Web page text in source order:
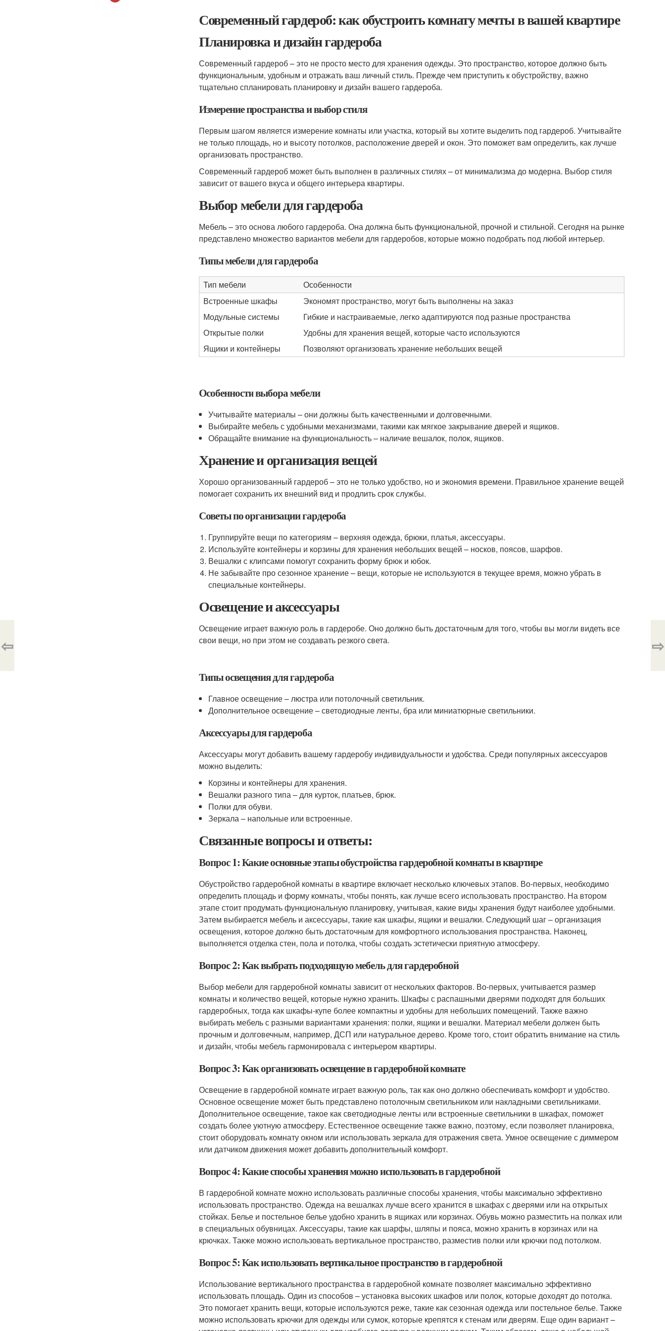
Современный гардероб: как обустроить комнату мечты в вашей квартире
Планировка и дизайн гардероба
Современный гардероб – это не просто место для хранения одежды. Это пространство, которое должно быть
функциональным, удобным и отражать ваш личный стиль. Прежде чем приступить к обустройству, важно
тщательно спланировать планировку и дизайн вашего гардероба.
Измерение пространства и выбор стиля
Первым шагом является измерение комнаты или участка, который вы хотите выделить под гардероб. Учитывайте
не только площадь, но и высоту потолков, расположение дверей и окон. Это поможет вам определить, как лучше
организовать пространство.
Современный гардероб может быть выполнен в различных стилях – от минимализма до модерна. Выбор стиля
зависит от вашего вкуса и общего интерьера квартиры.
Выбор мебели для гардероба
Мебель – это основа любого гардероба. Она должна быть функциональной, прочной и стильной. Сегодня на рынке
представлено множество вариантов мебели для гардеробов, которые можно подобрать под любой интерьер.
Типы мебели для гардероба
Тип мебели
Особенности
Встроенные шкафы
Экономят пространство, могут быть выполнены на заказ
Модульные системы
Гибкие и настраиваемые, легко адаптируются под разные пространства
Открытые полки
Удобны для хранения вещей, которые часто используются
Ящики и контейнеры
Позволяют организовать хранение небольших вещей
Особенности выбора мебели
Учитывайте материалы – они должны быть качественными и долговечными.
Выбирайте мебель с удобными механизмами, такими как мягкое закрывание дверей и ящиков.
Обращайте внимание на функциональность – наличие вешалок, полок, ящиков.
Хранение и организация вещей
Хорошо организованный гардероб – это не только удобство, но и экономия времени. Правильное хранение вещей
помогает сохранить их внешний вид и продлить срок службы.
Советы по организации гардероба
Группируйте вещи по категориям – верхняя одежда, брюки, платья, аксессуары.
Используйте контейнеры и корзины для хранения небольших вещей – носков, поясов, шарфов.
Вешалки с клипсами помогут сохранить форму брюк и юбок.
Не забывайте про сезонное хранение – вещи, которые не используются в текущее время, можно убрать в
специальные контейнеры.
Освещение и аксессуары
Освещение играет важную роль в гардеробе. Оно должно быть достаточным для того, чтобы вы могли видеть все
свои вещи, но при этом не создавать резкого света.
Типы освещения для гардероба
Главное освещение – люстра или потолочный светильник.
Дополнительное освещение – светодиодные ленты, бра или миниатюрные светильники.
Аксессуары для гардероба
Аксессуары могут добавить вашему гардеробу индивидуальности и удобства. Среди популярных аксессуаров
можно выделить:
Корзины и контейнеры для хранения.
Вешалки разного типа – для курток, платьев, брюк.
Полки для обуви.
Зеркала – напольные или встроенные.
Связанные вопросы и ответы:
Вопрос 1: Какие основные этапы обустройства гардеробной комнаты в квартире
Обустройство гардеробной комнаты в квартире включает несколько ключевых этапов. Во-первых, необходимо
определить площадь и форму комнаты, чтобы понять, как лучше всего использовать пространство. На втором
этапе стоит продумать функциональную планировку, учитывая, какие виды хранения будут наиболее удобными.
Затем выбирается мебель и аксессуары, такие как шкафы, ящики и вешалки. Следующий шаг – организация
освещения, которое должно быть достаточным для комфортного использования пространства. Наконец,
выполняется отделка стен, пола и потолка, чтобы создать эстетически приятную атмосферу.
Вопрос 2: Как выбрать подходящую мебель для гардеробной
Выбор мебели для гардеробной комнаты зависит от нескольких факторов. Во-первых, учитывается размер
комнаты и количество вещей, которые нужно хранить. Шкафы с распашными дверями подходят для больших
гардеробных, тогда как шкафы-купе более компактны и удобны для небольших помещений. Также важно
выбирать мебель с разными вариантами хранения: полки, ящики и вешалки. Материал мебели должен быть
прочным и долговечным, например, ДСП или натуральное дерево. Кроме того, стоит обратить внимание на стиль
и дизайн, чтобы мебель гармонировала с интерьером квартиры.
Вопрос 3: Как организовать освещение в гардеробной комнате
Освещение в гардеробной комнате играет важную роль, так как оно должно обеспечивать комфорт и удобство.
Основное освещение может быть представлено потолочным светильником или накладными светильниками.
Дополнительное освещение, такое как светодиодные ленты или встроенные светильники в шкафах, поможет
создать более уютную атмосферу. Естественное освещение также важно, поэтому, если позволяет планировка,
стоит оборудовать комнату окном или использовать зеркала для отражения света. Умное освещение с диммером
или датчиком движения может добавить дополнительный комфорт.
Вопрос 4: Какие способы хранения можно использовать в гардеробной
В гардеробной комнате можно использовать различные способы хранения, чтобы максимально эффективно
использовать пространство. Одежда на вешалках лучше всего хранится в шкафах с дверями или на открытых
стойках. Белье и постельное белье удобно хранить в ящиках или корзинах. Обувь можно разместить на полках или
в специальных обувницах. Аксессуары, такие как шарфы, шляпы и пояса, можно хранить в корзинах или на
крючках. Также можно использовать вертикальное пространство, разместив полки или крючки под потолком.
Вопрос 5: Как использовать вертикальное пространство в гардеробной
Использование вертикального пространства в гардеробной комнате позволяет максимально эффективно
использовать площадь. Один из способов – установка высоких шкафов или полок, которые доходят до потолка.
Это помогает хранить вещи, которые используются реже, такие как сезонная одежда или постельное белье. Также
можно использовать крючки для одежды или сумок, которые крепятся к стенам или дверям. Еще один вариант –
⇦ ⇨